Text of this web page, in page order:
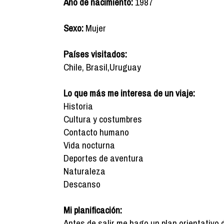
Sexo:Mujer
Países visitados:
Chile, Brasil,Uruguay
Lo que más me interesa de un viaje:
Historia
Cultura y costumbres
Contacto humano
Vida nocturna
Deportes de aventura
Naturaleza
Descanso
Mi planificación: